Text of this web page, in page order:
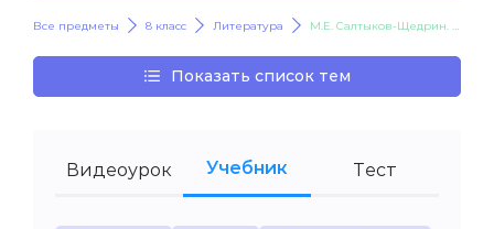
Все предметы 8 класс Литература М.Е. Салтыков-Щедрин. «История одного города» (отрывок)
Показать список тем
Видеоурок Учебник Тест